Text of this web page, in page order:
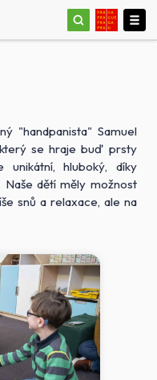
"handpanista" Samuel
se hraje buď prsty
hluboký, díky
Naše dětí měly možnost
snů a relaxace, ale na